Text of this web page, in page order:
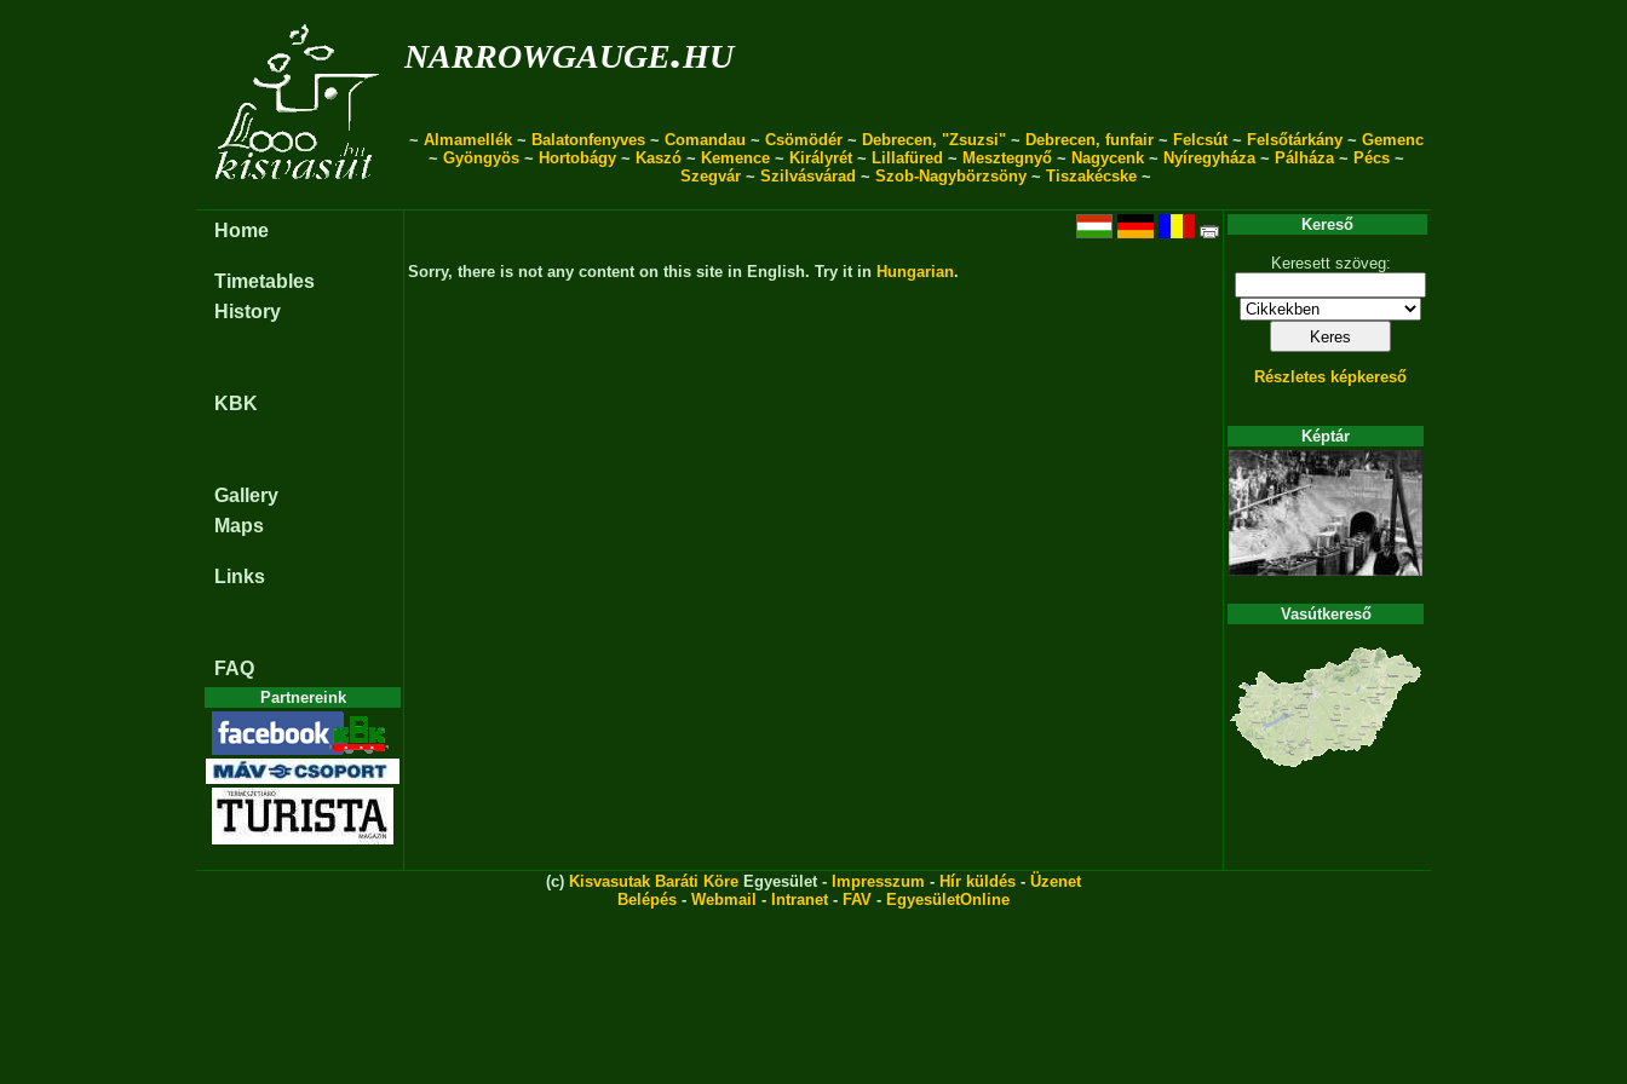
narrowgauge.hu
~ Almamellék~ Balatonfenyves~ Comandau ~ Csömödér~ Debrecen, "Zsuzsi"~ Debrecen, funfair~ Felcsút~ Felsőtárkány~ Gemenc
~ Gyöngyös~ Hortobágy~ Kaszó~ Kemence~ Királyrét~ Lillafüred ~ Mesztegnyő~ Nagycenk~ Nyíregyháza~ Pálháza~ Pécs~
Szegvár ~ Szilvásvárad ~ Szob-Nagybörzsöny ~ Tiszakécske ~
Home
Timetables
History
KBK
Gallery
Maps
Links
FAQ
Partnereink
Sorry, there is not any content on this site in English. Try it in Hungarian.
Kereső
Keresett szöveg:
Részletes képkereső
Képtár
Vasútkereső
(c) Kisvasutak Baráti Köre Egyesület - Impresszum - Hír küldés - Üzenet
Belépés - Webmail - Intranet- FAV - EgyesületOnline